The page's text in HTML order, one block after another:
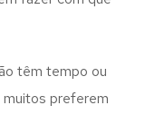
têm tempo ou
muitos preferem